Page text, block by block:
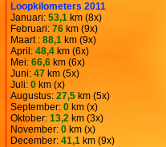
Loopkilometers 2011
Januari: 53,1 km (8x)
Februari: 76 km (9x)
Maart : 88,1 km (9x)
April: 48,4 km (6x)
Mei: 66,6 km (6x)
Juni: 47 km (5x)
Juli: 0 km (x)
Augustus: 27,5 km (5x)
September: 0 km (x)
Oktober: 13,2 km (3x)
November: 0 km (x)
December: 41,1 km (9x)